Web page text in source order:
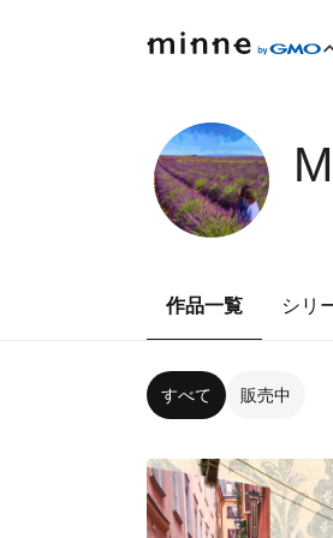
作品一覧 シリ
すべて 販売中